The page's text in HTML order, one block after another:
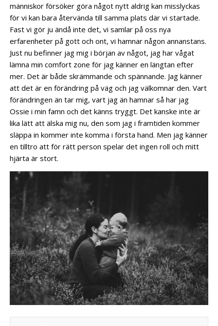
människor försöker göra något nytt aldrig kan misslyckas
för vi kan bara återvända till samma plats där vi startade.
Fast vi gör ju ändå inte det, vi samlar på oss nya
erfarenheter på gott och ont, vi hamnar någon annanstans.
Just nu befinner jag mig i början av något, jag har vågat
lämna min comfort zone för jag känner en längtan efter
mer. Det är både skrämmande och spännande. Jag känner
att det är en förändring på väg och jag välkomnar den. Vart
förändringen än tar mig, vart jag än hamnar så har jag
Ossie i min famn och det känns tryggt. Det kanske inte är
lika lätt att älska mig nu, den som jag i framtiden kommer
släppa in kommer inte komma i första hand. Men jag känner
en tilltro att för rätt person spelar det ingen roll och mitt
hjärta är stort.